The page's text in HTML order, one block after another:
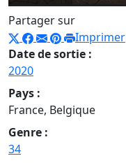
Partager sur
Imprimer
Date de sortie :
2020
Pays :
France, Belgique
Genre :
34